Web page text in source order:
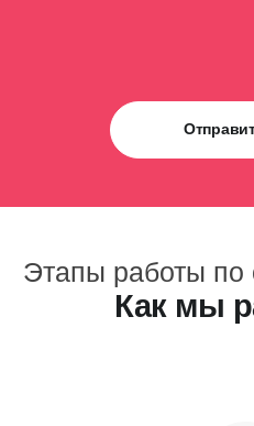
Этапы работы по
Как мы